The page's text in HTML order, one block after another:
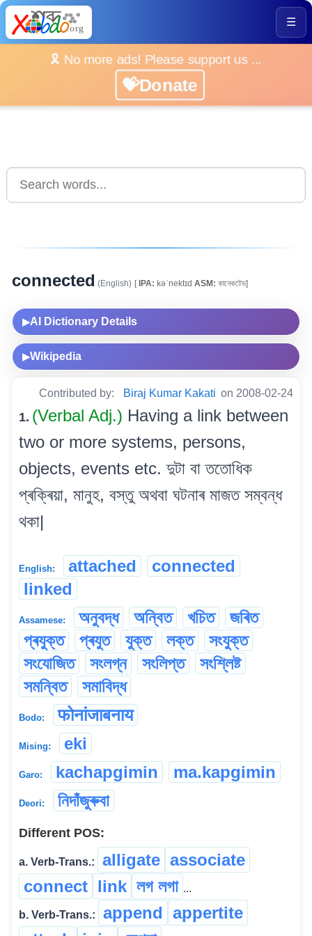
☰
🎗️ No more ads! Please support us ...
💝Donate
connected (English) [IPA: kəˈnektɪd ASM: কানেকটেড]
▶AI Dictionary Details
▶Wikipedia
Contributed by: Biraj Kumar Kakati on 2008-02-24
1. (Verbal Adj.) Having a link between
two or more systems, persons,
objects, events etc. দুটা বা ততোধিক
প্ৰক্ৰিয়া, মানুহ, বস্তু অথবা ঘটনাৰ মাজত সম্বন্ধ
থকা|
English: attached
connected
linked
Assamese: অনুবদ্ধ অন্বিত খচিত
জৰিত
প্ৰযুক্ত
প্ৰযুত যুক্ত লক্ত
সংযুক্ত
সংযোজিত
সংলগ্ন সংলিপ্ত
সংশ্লিষ্ট
সমন্বিত
সমাবিদ্ধ
Bodo: फोनांजाबनाय
Mising: eki
Garo: kachapgimin ma.kapgimin
Deori: নিদাঁজুৰুবা
Different POS:
a. Verb-Trans.: alligate associate
connect link লগ লগা ...
b. Verb-Trans.: append appertite